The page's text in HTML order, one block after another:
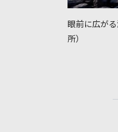
眼前に広が
所）